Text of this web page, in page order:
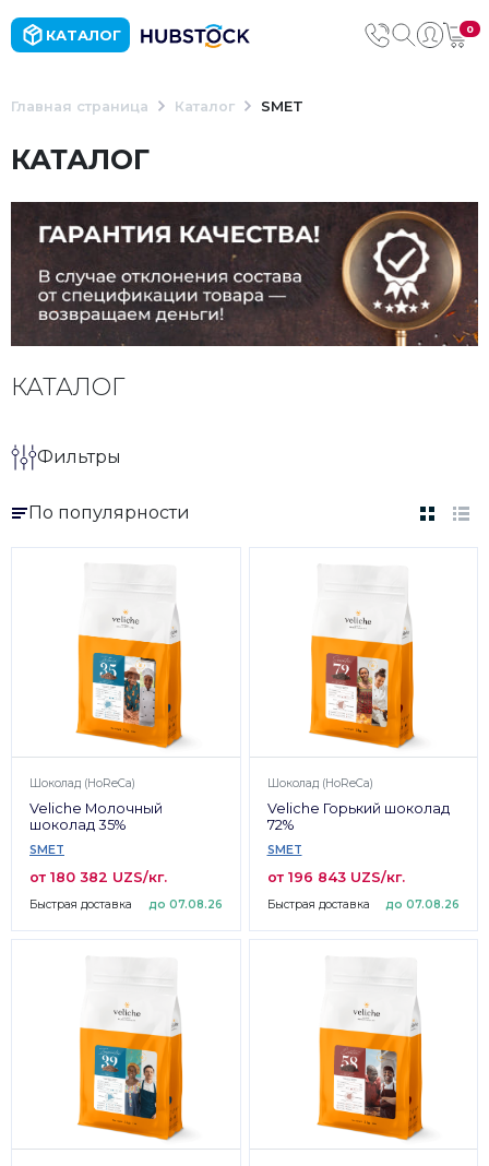
КАТАЛОГ 0
Главная страница Каталог SMET
КАТАЛОГ
КАТАЛОГ
Фильтры
По популярности
Шоколад (HoReCa)
Veliche Молочный
шоколад 35%
SMET
от 180 382 UZS/кг.
Быстрая доставка до 07.08.26
Шоколад (HoReCa)
Veliche Горький шоколад
72%
SMET
от 196 843 UZS/кг.
Быстрая доставка до 07.08.26